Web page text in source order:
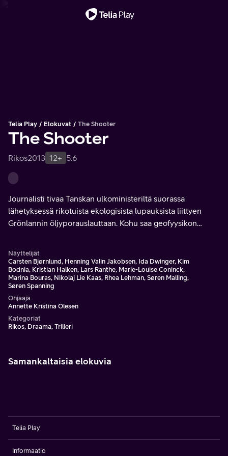
Telia Play Elokuvat The Shooter
The Shooter
Rikos2013 12+ 5.6
Journalisti tivaa Tanskan ulkoministeriltä suorassa
lähetyksessä rikotuista ekologisista lupauksista liittyen
Grönlannin öljyporauslauttaan. Kohu saa geofyysikon
Näyttelijät
Carsten Bjørnlund, Henning Valin Jakobsen, Ida Dwinger, Kim
Bodnia, Kristian Halken, Lars Ranthe, Marie-Louise Coninck,
Marina Bouras, Nikolaj Lie Kaas, Rhea Lehman, Søren Malling,
Søren Spanning
Ohjaaja
Annette Kristina Olesen
Kategoriat
Rikos, Draama, Trilleri
Samankaltaisia elokuvia
Telia Play
Informaatio